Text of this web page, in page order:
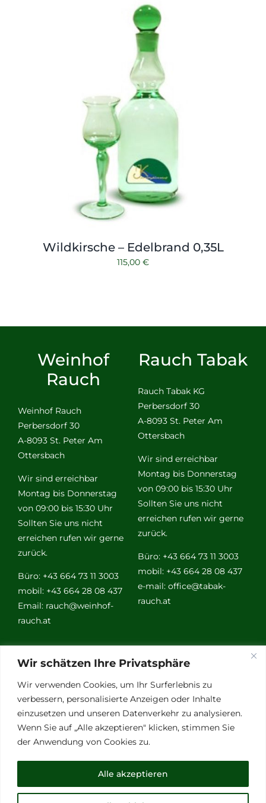
Wir schätzen Ihre Privatsphäre
Wir verwenden Cookies, um Ihr Surferlebnis zu
verbessern, personalisierte Anzeigen oder Inhalte
einzusetzen und unseren Datenverkehr zu analysieren.
Wenn Sie auf „Alle akzeptieren" klicken, stimmen Sie
der Anwendung von Cookies zu.
Alle akzeptieren
Wildkirsche – Edelbrand 0,35L
115,00 €
Weinhof
Rauch
Weinhof Rauch
Perbersdorf 30
A-8093 St. Peter Am
Ottersbach
Wir sind erreichbar
Montag bis Donnerstag
von 09:00 bis 15:30 Uhr
Sollten Sie uns nicht
erreichen rufen wir gerne
zurück.
Büro: +43 664 73 11 3003
mobil: +43 664 28 08 437
Email: rauch@weinhof-
rauch.at
Rauch Tabak
Rauch Tabak KG
Perbersdorf 30
A-8093 St. Peter Am
Ottersbach
Wir sind erreichbar
Montag bis Donnerstag
von 09:00 bis 15:30 Uhr
Sollten Sie uns nicht
erreichen rufen wir gerne
zurück.
Büro: +43 664 73 11 3003
mobil: +43 664 28 08 437
e-mail: office@tabak-
rauch.at
Weitere
Links
Vino Vitalis
Ottersbachtal
Partnerbetriebe
Links für Weinkenner
Presse